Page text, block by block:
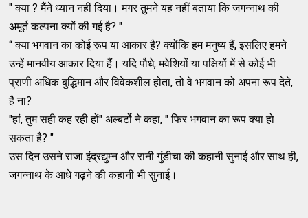
" क्या ? मैंने ध्यान नहीं दिया। मगर तुमने यह नहीं बताया कि जगन्नाथ की
अमूर्त कल्पना क्यों की गई है? "
“ क्या भगवान का कोई रूप या आकार है? क्योंकि हम मनुष्य हैं, इसलिए हमने
उन्हें मानवीय आकार दिया हैं। यदि पौधे, मवेशियों या पक्षियों में से कोई भी
प्राणी अधिक बुद्धिमान और विवेकशील होता, तो वे भगवान को अपना रूप देते,
है ना?
"हां, तुम सही कह रही हों" अल्बर्टो ने कहा, " फिर भगवान का रूप क्या हो
सकता है? "
उस दिन उसने राजा इंद्रद्युम्न और रानी गुंडीचा की कहानी सुनाई और साथ ही,
जगन्नाथ के आधे गढ़ने की कहानी भी सुनाई।